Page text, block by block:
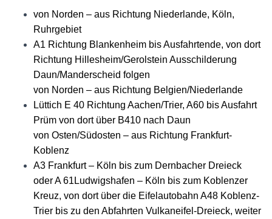
von Norden – aus Richtung Niederlande, Köln,
Ruhrgebiet
A1 Richtung Blankenheim bis Ausfahrtende, von dort
Richtung Hillesheim/Gerolstein Ausschilderung
Daun/Manderscheid folgen
von Norden – aus Richtung Belgien/Niederlande
Lüttich E 40 Richtung Aachen/Trier, A60 bis Ausfahrt
Prüm von dort über B410 nach Daun
von Osten/Südosten – aus Richtung Frankfurt-
Koblenz
A3 Frankfurt – Köln bis zum Dernbacher Dreieck
oder A 61Ludwigshafen – Köln bis zum Koblenzer
Kreuz, von dort über die Eifelautobahn A48 Koblenz-
Trier bis zu den Abfahrten Vulkaneifel-Dreieck, weiter